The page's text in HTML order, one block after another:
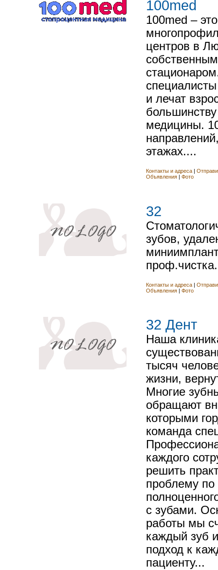
100med
100med –
центров в
и лечат
медицины.
этажах....
Контакты и адреса
Объявления
Фото
32
зубов,
Контакты и адреса |
Объявления | Фото
32 Дент
Наша
тысяч
жизни,
Многие
обращают
которыми
команда
каждого
решить
проблему
с зубами.
работы мы
каждый зуб
подход к
пациенту...